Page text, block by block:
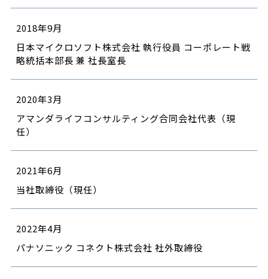
2018年9月
日本マイクロソフト株式会社 執行役員 コーポレート戦
略統括本部長 兼 社長室長
2020年3月
アマンダライフコンサルティング合同会社代表（現
任）
2021年6月
当社取締役（現任）
2022年4月
パナソニック コネクト株式会社 社外取締役